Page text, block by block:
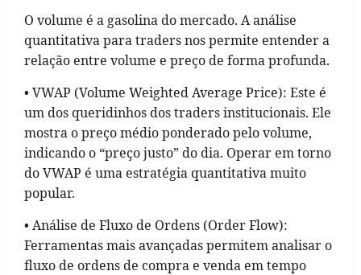
O volume é a gasolina do mercado. A análise
quantitativa para traders nos permite entender a
relação entre volume e preço de forma profunda.
• VWAP (Volume Weighted Average Price): Este é
um dos queridinhos dos traders institucionais. Ele
mostra o preço médio ponderado pelo volume,
indicando o “preço justo” do dia. Operar em torno
do VWAP é uma estratégia quantitativa muito
popular.
• Análise de Fluxo de Ordens (Order Flow):
Ferramentas mais avançadas permitem analisar o
fluxo de ordens de compra e venda em tempo